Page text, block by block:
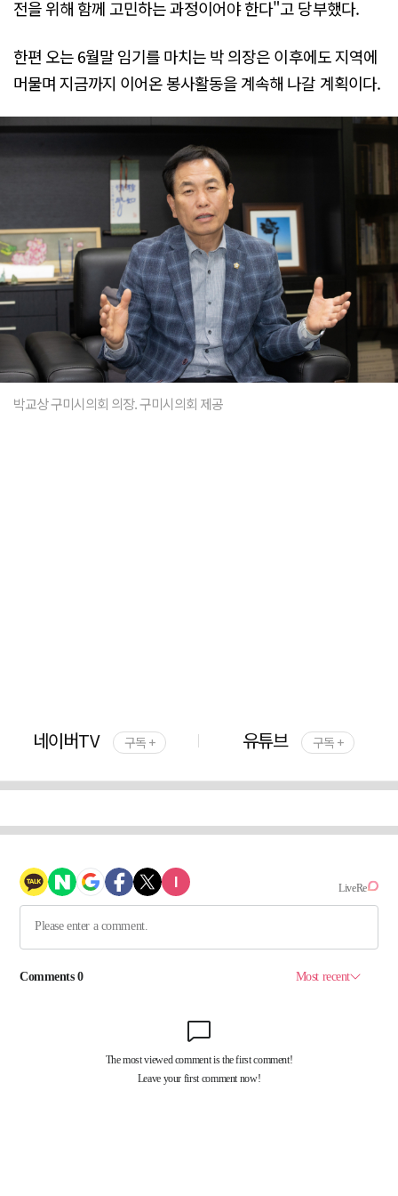
전을 위해 함께 고민하는 과정이어야 한다"고 당부했다.
한편 오는 6월말 임기를 마치는 박 의장은 이후에도 지역에
머물며 지금까지 이어온 봉사활동을 계속해 나갈 계획이다.
박교상 구미시의회 의장. 구미시의회 제공
네이버TV 구독 + 유튜브 구독 +